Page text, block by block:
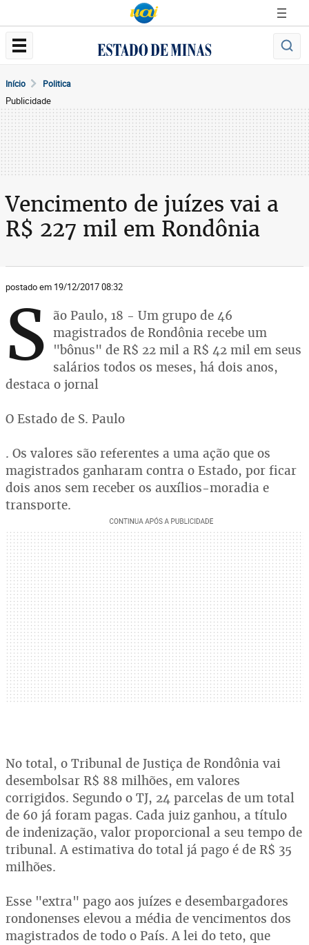
Início Politica
Publicidade
Vencimento de juízes vai a
R$ 227 mil em Rondônia
postado em 19/12/2017 08:32
S ão Paulo, 18 - Um grupo de 46
magistrados de Rondônia recebe um
"bônus" de R$ 22 mil a R$ 42 mil em seus
salários todos os meses, há dois anos,
destaca o jornal
O Estado de S. Paulo
. Os valores são referentes a uma ação que os
magistrados ganharam contra o Estado, por ficar
dois anos sem receber os auxílios-moradia e
transporte.
No total, o Tribunal de Justiça de Rondônia vai
desembolsar R$ 88 milhões, em valores
corrigidos. Segundo o TJ, 24 parcelas de um total
de 60 já foram pagas. Cada juiz ganhou, a título
de indenização, valor proporcional a seu tempo de
tribunal. A estimativa do total já pago é de R$ 35
milhões.
Esse "extra" pago aos juízes e desembargadores
rondonenses elevou a média de vencimentos dos
magistrados de todo o País. A lei do teto, que